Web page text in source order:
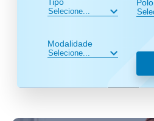
Modalidade
Polo